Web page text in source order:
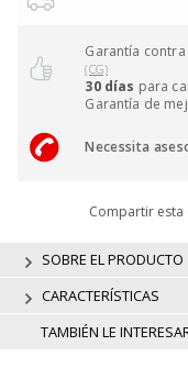
Garantía
(CG)
30 días para
Garantía de
Necessita
Compartir esta
SOBRE EL PRODUCTO
CARACTERÍSTICAS
TAMBIÉN LE